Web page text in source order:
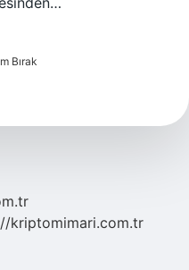
Bırak
kriptomimari.com.tr